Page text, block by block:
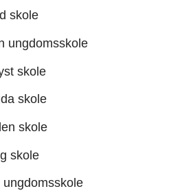
skole
ungdomsskole
skole
skole
skole
skole
ungdomsskole